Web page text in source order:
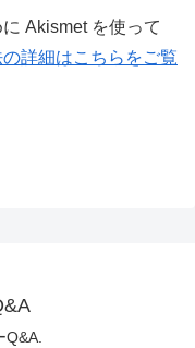
Akismet を使って
詳細はこちらをご覧
Q&A.